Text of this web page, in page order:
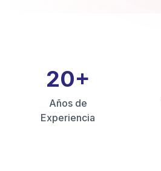
20+
Años de
Experiencia